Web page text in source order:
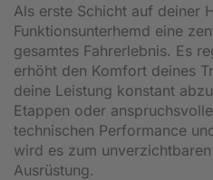
Als erste Schicht auf deiner
Funktionsunterhemd eine
gesamtes Fahrerlebnis. Es
erhöht den Komfort deines
deine Leistung konstant
Etappen oder
technischen Performance
wird es zum
Ausrüstung.